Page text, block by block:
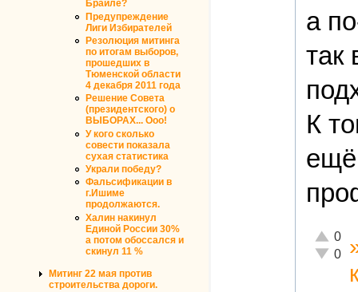
Брайле?
Предупреждение
Лиги Избирателей
Резолюция митинга
по итогам выборов,
прошедших в
Тюменской области
4 декабря 2011 года
Решение Совета
(президентского) о
ВЫБОРАХ... Ооо!
У кого сколько
совести показала
сухая статистика
Украли победу?
Фальсификации в
г.Ишиме
продолжаются.
Халин накинул
Единой России 30%
а потом обоссался и
скинул 11 %
Митинг 22 мая против
строительства дороги.
а
так
К
ещё
0
0